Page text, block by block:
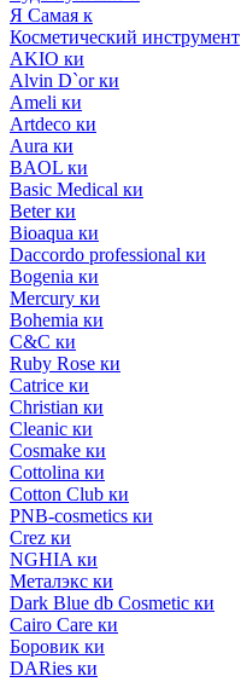
Я Самая к
Косметический инструмент
AKIO ки
Alvin D`or ки
Ameli ки
Artdeco ки
Aura ки
BAOL ки
Basic Medical ки
Beter ки
Bioaqua ки
Daccordo professional ки
Bogenia ки
Mercury ки
Bohemia ки
C&C ки
Ruby Rose ки
Catrice ки
Christian ки
Cleanic ки
Cosmake ки
Cottolina ки
Cotton Club ки
PNB-cosmetics ки
Crez ки
NGHIA ки
Металэкс ки
Dark Blue db Cosmetic ки
Cairo Care ки
Боровик ки
DARies ки